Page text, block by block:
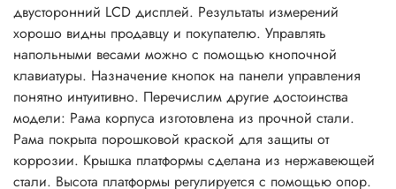
двусторонний LCD дисплей. Результаты измерений
хорошо видны продавцу и покупателю. Управлять
напольными весами можно с помощью кнопочной
клавиатуры. Назначение кнопок на панели управления
понятно интуитивно. Перечислим другие достоинства
модели: Рама корпуса изготовлена из прочной стали.
Рама покрыта порошковой краской для защиты от
коррозии. Крышка платформы сделана из нержавеющей
стали. Высота платформы регулируется с помощью опор.